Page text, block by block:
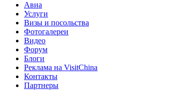
Авиа
Услуги
Визы и посольства
Фотогалереи
Видео
Форум
Блоги
Реклама на VisitChina
Контакты
Партнеры